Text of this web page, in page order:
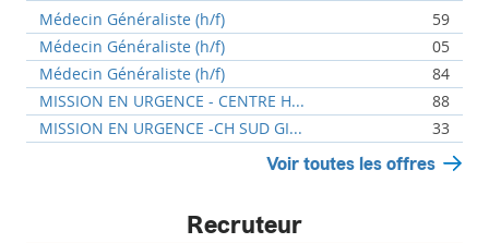
Médecin Généraliste (h/f)
59
Médecin Généraliste (h/f)
05
Médecin Généraliste (h/f)
84
MISSION EN URGENCE - CENTRE H...
88
MISSION EN URGENCE -CH SUD GI...
33
Voir toutes les offres
Recruteur